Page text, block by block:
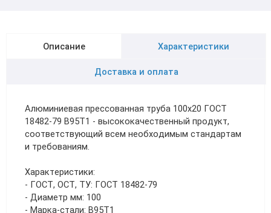
Описание Характеристики
Доставка и оплата
Алюминиевая прессованная труба 100х20 ГОСТ
18482-79 В95Т1 - высококачественный продукт,
соответствующий всем необходимым стандартам
и требованиям.
Характеристики:
- ГОСТ, ОСТ, ТУ: ГОСТ 18482-79
- Диаметр мм: 100
- Марка-стали: В95Т1